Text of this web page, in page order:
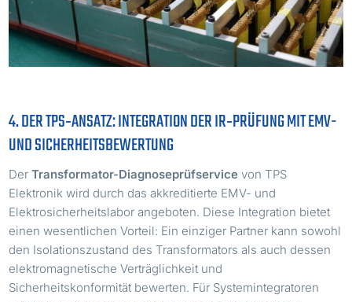
4. DER TPS‑ANSATZ: INTEGRATION DER IR‑PRÜFUNG MIT EMV-
UND SICHERHEITSBEWERTUNG
DerTransformator-Diagnoseprüfservice von TPS
Elektronik wird durch das akkreditierte EMV- und
Elektrosicherheitslabor angeboten. Diese Integration bietet
einen wesentlichen Vorteil: Ein einziger Partner kann sowohl
den Isolationszustand des Transformators als auch dessen
elektromagnetische Verträglichkeit und
Sicherheitskonformität bewerten. Für Systemintegratoren